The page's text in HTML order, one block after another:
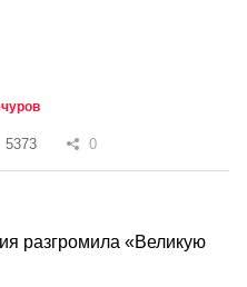
5373 0
разгромила «Великую